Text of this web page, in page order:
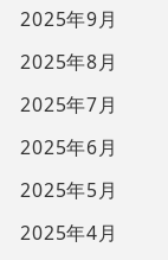
2025年9月
2025年8月
2025年7月
2025年6月
2025年5月
2025年4月